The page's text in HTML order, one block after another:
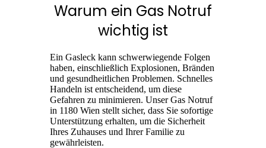
Warum ein Gas Notruf
wichtig ist
Ein Gasleck kann schwerwiegende Folgen
haben, einschließlich Explosionen, Bränden
und gesundheitlichen Problemen. Schnelles
Handeln ist entscheidend, um diese
Gefahren zu minimieren. Unser Gas Notruf
in 1180 Wien stellt sicher, dass Sie sofortige
Unterstützung erhalten, um die Sicherheit
Ihres Zuhauses und Ihrer Familie zu
gewährleisten.